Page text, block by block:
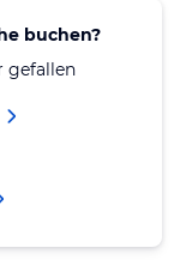
buchen?
gefallen